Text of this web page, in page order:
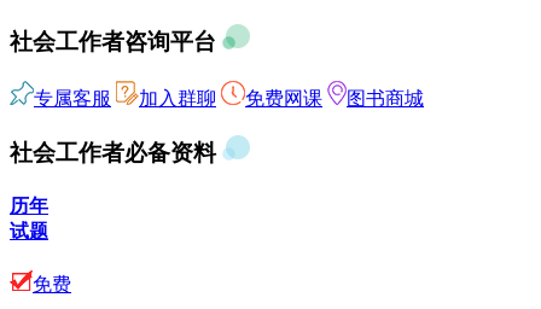
社会工作者咨询平台
专属客服 加入群聊 免费网课 图书商城
社会工作者必备资料
历年
试题
免费